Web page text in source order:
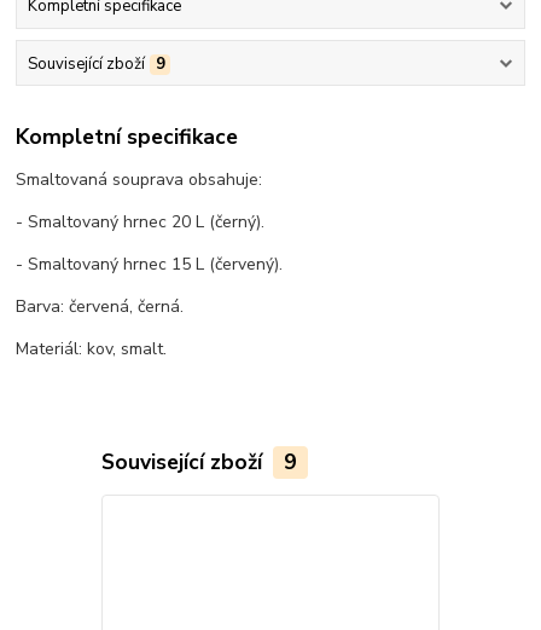
Kompletní specifikace
Související zboží 9
Kompletní specifikace
Smaltovaná souprava obsahuje:
- Smaltovaný hrnec 20 L (černý).
- Smaltovaný hrnec 15 L (červený).
Barva: červená, černá.
Materiál: kov, smalt.
Související zboží 9